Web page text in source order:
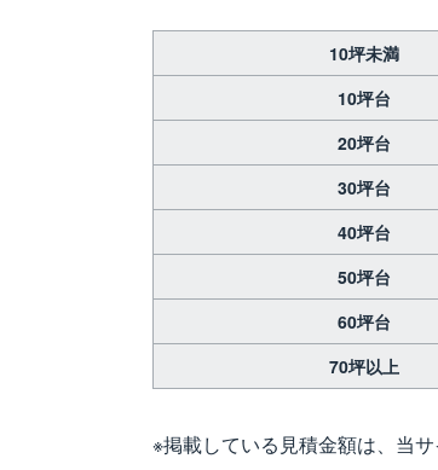
10坪未満
10坪台
20坪台
30坪台
40坪台
50坪台
60坪台
70坪以上
※掲載している見積金額は、当